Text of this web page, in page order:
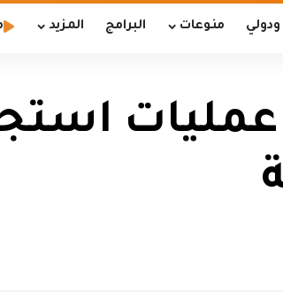
ودولي منوعات البرامج المزيد